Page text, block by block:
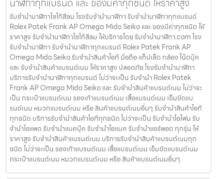
รับจำนำนาฬิกาไซโก้สีลม โรงรับจำนำนาฬิกา รับจำนำนาฬิกาทุกแบรนด์
Rolex Patek Frank AP Omega Mido Seiko และ ของมีค่าทุกชนิด ให้
ราคาสูง รับจำนำนาฬิกาไซโก้สีลม ให้บริการโดย รับจํานํานาฬิกา.com โรง
รับจำนำนาฬิกา รับจำนำนาฬิกาทุกแบรนด์ Rolex Patek Frank AP
Omega Mido Seiko รับจำนำสินค้าไอที มือถือ แท็ปเล็ต กล้อง โน๊ตบุ๊ค
และ รับจำนำสินค้าแบรนด์เนม ให้ราคาสูง ปลอดภัย โรงรับจำนำนาฬิกา
บริการรับจำนำนาฬิกาทุกแบรนด์ ไม่ว่าจะเป็น รับจำนำ Rolex Patek
Frank AP Omega Mido Seiko และ รับจำนำสินค้าแบรนด์เนม ไม่ว่าจะ
เป็น กระเป๋าแบรนด์เนม รองเท้าแบรนด์เนม เสื้อแบรนด์เนม เข็มขัดแบ
รนด์เนม หมวกแบรนด์เนม หรือ สินค้าแบรนด์เนมอื่นๆ รับจำนำสินค้าไอที
ทุกชนิด บริการรับจำนำสินค้าไอทีทุกชนิด ไม่ว่าจะเป็น รับจำนำไอโฟน รับ
จำนำไอแพด รับจำนำแมคบุ๊ค รับจำนำไอแมค รับจำนำแอร์พอต ทุกรุ่น ให้
ราคาสูง รับจำนำสินค้าแบรนด์เนม บริการรับจำนำสินค้าแบรนด์เนมทุก
ชนิด ไม่ว่าจะเป็น รองเท้าแบรนด์เนม เสื้อแบรนด์เนม เข็มขัดแบรนด์เนม
กระเป๋าแบรนด์เนม หมวกแบรนด์เนม หรือ สินค้าแบรนด์เนมอื่นๆ